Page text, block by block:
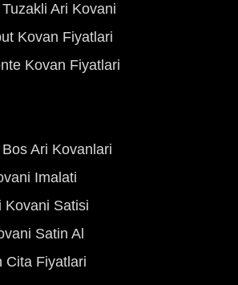
Ari Kovani
Kovan Fiyatlari
Kovan Fiyatlari
Ari Kovanlari
Imalati
Kovani Satisi
Satin Al
Cita Fiyatlari